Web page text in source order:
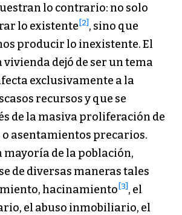
lo contrario: no solo
lo existente [2], sino que
producir lo inexistente. El
dejó de ser un tema
exclusivamente a la
recursos y que se
de la masiva proliferación de
asentamientos precarios.
mayoría de la población,
de diversas maneras tales
hacinamiento [3], el
el abuso inmobiliario, el